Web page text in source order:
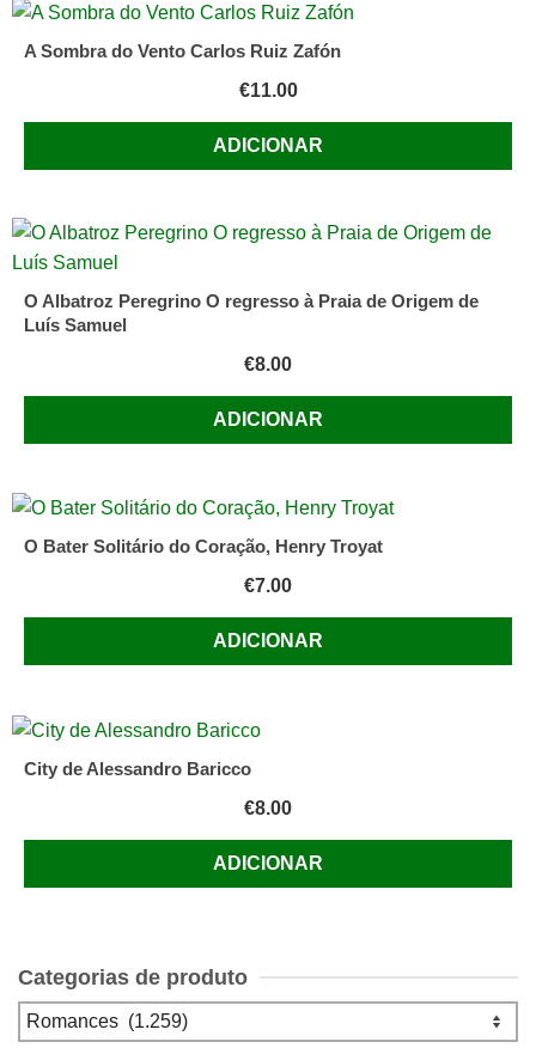
A Sombra do Vento Carlos Ruiz Zafón
€11.00
ADICIONAR
O Albatroz Peregrino O regresso à Praia de Origem de
Luís Samuel
€8.00
ADICIONAR
O Bater Solitário do Coração, Henry Troyat
€7.00
ADICIONAR
City de Alessandro Baricco
€8.00
ADICIONAR
Categorias de produto